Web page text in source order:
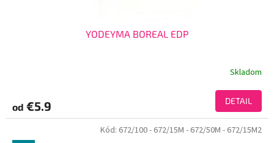
YODEYMA BOREAL EDP
Skladom
od €5.9 DETAIL
Kód: 672/100- 672/15M - 672/50M - 672/15M2